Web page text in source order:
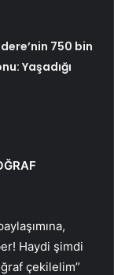
750 bin
Yaşadığı
Haydi şimdi
çekilelim”